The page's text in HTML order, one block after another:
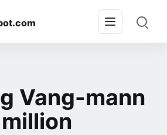
Vang-mann